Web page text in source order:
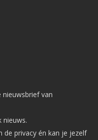
nieuwsbrief van
nieuws.
de privacy én kan je jezelf